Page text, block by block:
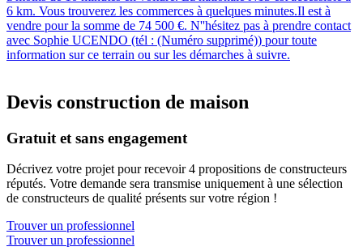
6 km. Vous trouverez les commerces à quelques minutes.Il est à
vendre pour la somme de 74 500 €. N''hésitez pas à prendre contact
avec Sophie UCENDO (tél : (Numéro supprimé)) pour toute
information sur ce terrain ou sur les démarches à suivre.
Devis construction de maison
Gratuit et sans engagement
Décrivez votre projet pour recevoir 4 propositions de constructeurs
réputés. Votre demande sera transmise uniquement à une sélection
de constructeurs de qualité présents sur votre région !
Trouver un professionnel
Trouver un professionnel